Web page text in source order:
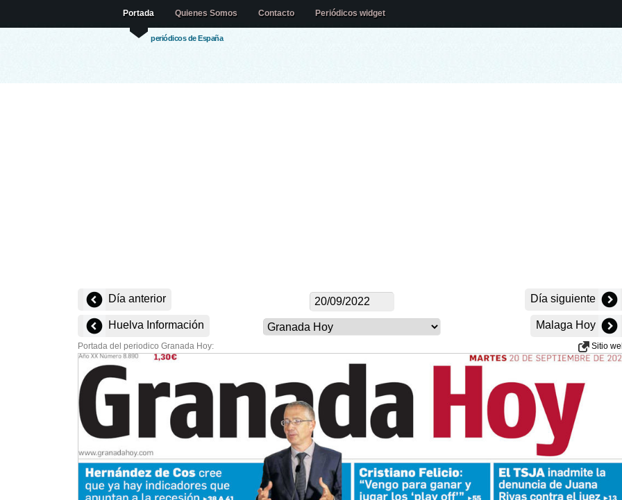
periódicos de España
Portada Quienes Somos Contacto Periódicos widget
Día anterior Día siguiente
Huelva Información Malaga Hoy
Portada del periodico Granada Hoy: Sitio